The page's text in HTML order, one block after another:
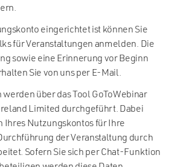
eingerichtet ist können Sie
für Veranstaltungen anmelden. Die
sowie eine Erinnerung vor Beginn
Sie von uns per E-Mail.
über das Tool GoToWebinar
Limited durchgeführt. Dabei
Ihres Nutzungskontos für Ihre
der Veranstaltung durch
Sofern Sie sich per Chat-Funktion